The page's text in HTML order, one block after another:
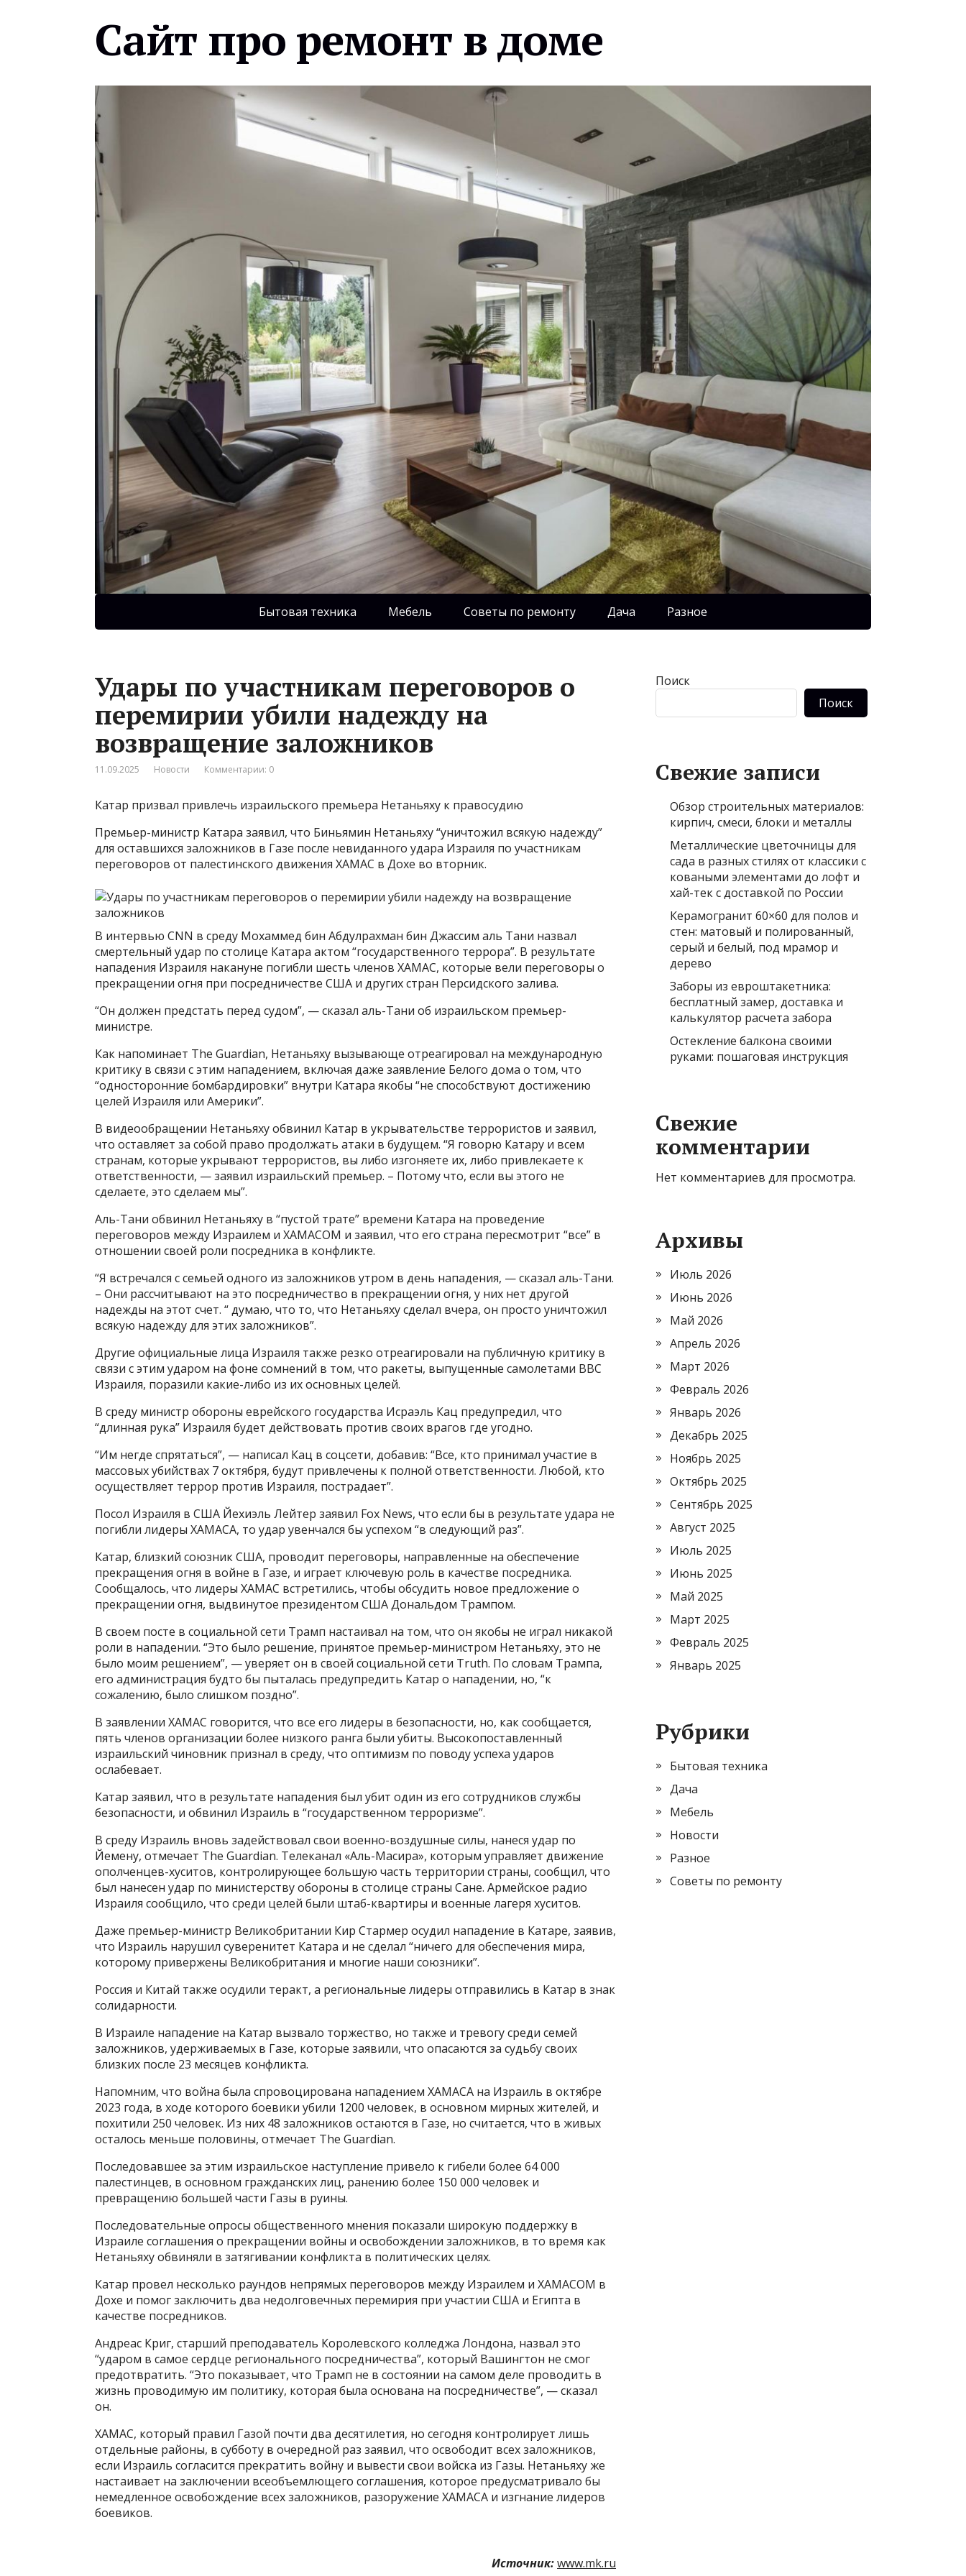
Сайт про ремонт в доме
Бытовая техника Мебель Советы по ремонту Дача Разное
Удары по участникам переговоров о
перемирии убили надежду на
возвращение заложников
11.09.2025 Новости Комментарии: 0
Катар призвал привлечь израильского премьера Нетаньяху к правосудию
Премьер-министр Катара заявил, что Биньямин Нетаньяху “уничтожил всякую надежду”
для оставшихся заложников в Газе после невиданного удара Израиля по участникам
переговоров от палестинского движения ХАМАС в Дохе во вторник.
В интервью CNN в среду Мохаммед бин Абдулрахман бин Джассим аль Тани назвал
смертельный удар по столице Катара актом “государственного террора”. В результате
нападения Израиля накануне погибли шесть членов ХАМАС, которые вели переговоры о
прекращении огня при посредничестве США и других стран Персидского залива.
“Он должен предстать перед судом”, — сказал аль-Тани об израильском премьер-
министре.
Как напоминает The Guardian, Нетаньяху вызывающе отреагировал на международную
критику в связи с этим нападением, включая даже заявление Белого дома о том, что
“односторонние бомбардировки” внутри Катара якобы “не способствуют достижению
целей Израиля или Америки”.
В видеообращении Нетаньяху обвинил Катар в укрывательстве террористов и заявил,
что оставляет за собой право продолжать атаки в будущем. “Я говорю Катару и всем
странам, которые укрывают террористов, вы либо изгоняете их, либо привлекаете к
ответственности, — заявил израильский премьер. – Потому что, если вы этого не
сделаете, это сделаем мы”.
Аль-Тани обвинил Нетаньяху в “пустой трате” времени Катара на проведение
переговоров между Израилем и ХАМАСОМ и заявил, что его страна пересмотрит “все” в
отношении своей роли посредника в конфликте.
“Я встречался с семьей одного из заложников утром в день нападения, — сказал аль-Тани.
– Они рассчитывают на это посредничество в прекращении огня, у них нет другой
надежды на этот счет. “ думаю, что то, что Нетаньяху сделал вчера, он просто уничтожил
всякую надежду для этих заложников”.
Другие официальные лица Израиля также резко отреагировали на публичную критику в
связи с этим ударом на фоне сомнений в том, что ракеты, выпущенные самолетами ВВС
Израиля, поразили какие-либо из их основных целей.
В среду министр обороны еврейского государства Исраэль Кац предупредил, что
“длинная рука” Израиля будет действовать против своих врагов где угодно.
“Им негде спрятаться”, — написал Кац в соцсети, добавив: “Все, кто принимал участие в
массовых убийствах 7 октября, будут привлечены к полной ответственности. Любой, кто
осуществляет террор против Израиля, пострадает”.
Посол Израиля в США Йехиэль Лейтер заявил Fox News, что если бы в результате удара не
погибли лидеры ХАМАСА, то удар увенчался бы успехом “в следующий раз”.
Катар, близкий союзник США, проводит переговоры, направленные на обеспечение
прекращения огня в войне в Газе, и играет ключевую роль в качестве посредника.
Сообщалось, что лидеры ХАМАС встретились, чтобы обсудить новое предложение о
прекращении огня, выдвинутое президентом США Дональдом Трампом.
В своем посте в социальной сети Трамп настаивал на том, что он якобы не играл никакой
роли в нападении. “Это было решение, принятое премьер-министром Нетаньяху, это не
было моим решением”, — уверяет он в своей социальной сети Truth. По словам Трампа,
его администрация будто бы пыталась предупредить Катар о нападении, но, “к
сожалению, было слишком поздно”.
В заявлении ХАМАС говорится, что все его лидеры в безопасности, но, как сообщается,
пять членов организации более низкого ранга были убиты. Высокопоставленный
израильский чиновник признал в среду, что оптимизм по поводу успеха ударов
ослабевает.
Катар заявил, что в результате нападения был убит один из его сотрудников службы
безопасности, и обвинил Израиль в “государственном терроризме”.
В среду Израиль вновь задействовал свои военно-воздушные силы, нанеся удар по
Йемену, отмечает The Guardian. Телеканал «Аль-Масира», которым управляет движение
ополченцев-хуситов, контролирующее большую часть территории страны, сообщил, что
был нанесен удар по министерству обороны в столице страны Сане. Армейское радио
Израиля сообщило, что среди целей были штаб-квартиры и военные лагеря хуситов.
Даже премьер-министр Великобритании Кир Стармер осудил нападение в Катаре, заявив,
что Израиль нарушил суверенитет Катара и не сделал “ничего для обеспечения мира,
которому привержены Великобритания и многие наши союзники”.
Россия и Китай также осудили теракт, а региональные лидеры отправились в Катар в знак
солидарности.
В Израиле нападение на Катар вызвало торжество, но также и тревогу среди семей
заложников, удерживаемых в Газе, которые заявили, что опасаются за судьбу своих
близких после 23 месяцев конфликта.
Напомним, что война была спровоцирована нападением ХАМАСА на Израиль в октябре
2023 года, в ходе которого боевики убили 1200 человек, в основном мирных жителей, и
похитили 250 человек. Из них 48 заложников остаются в Газе, но считается, что в живых
осталось меньше половины, отмечает The Guardian.
Последовавшее за этим израильское наступление привело к гибели более 64 000
палестинцев, в основном гражданских лиц, ранению более 150 000 человек и
превращению большей части Газы в руины.
Последовательные опросы общественного мнения показали широкую поддержку в
Израиле соглашения о прекращении войны и освобождении заложников, в то время как
Нетаньяху обвиняли в затягивании конфликта в политических целях.
Катар провел несколько раундов непрямых переговоров между Израилем и ХАМАСОМ в
Дохе и помог заключить два недолговечных перемирия при участии США и Египта в
качестве посредников.
Андреас Криг, старший преподаватель Королевского колледжа Лондона, назвал это
“ударом в самое сердце регионального посредничества”, который Вашингтон не смог
предотвратить. “Это показывает, что Трамп не в состоянии на самом деле проводить в
жизнь проводимую им политику, которая была основана на посредничестве”, — сказал
он.
ХАМАС, который правил Газой почти два десятилетия, но сегодня контролирует лишь
отдельные районы, в субботу в очередной раз заявил, что освободит всех заложников,
если Израиль согласится прекратить войну и вывести свои войска из Газы. Нетаньяху же
настаивает на заключении всеобъемлющего соглашения, которое предусматривало бы
немедленное освобождение всех заложников, разоружение ХАМАСА и изгнание лидеров
боевиков.
Источник:www.mk.ru
Поиск
Поиск
Свежие записи
Обзор строительных материалов:
кирпич, смеси, блоки и металлы
Металлические цветочницы для
сада в разных стилях от классики с
коваными элементами до лофт и
хай-тек с доставкой по России
Керамогранит 60×60 для полов и
стен: матовый и полированный,
серый и белый, под мрамор и
дерево
Заборы из евроштакетника:
бесплатный замер, доставка и
калькулятор расчета забора
Остекление балкона своими
руками: пошаговая инструкция
Свежие
комментарии
Нет комментариев для просмотра.
Архивы
Июль 2026
Июнь 2026
Май 2026
Апрель 2026
Март 2026
Февраль 2026
Январь 2026
Декабрь 2025
Ноябрь 2025
Октябрь 2025
Сентябрь 2025
Август 2025
Июль 2025
Июнь 2025
Май 2025
Март 2025
Февраль 2025
Январь 2025
Рубрики
Бытовая техника
Дача
Мебель
Новости
Разное
Советы по ремонту